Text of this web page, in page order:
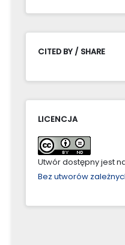
CITED BY / SHARE
LICENCJA
Utwór dostępny jest
Bez utworów